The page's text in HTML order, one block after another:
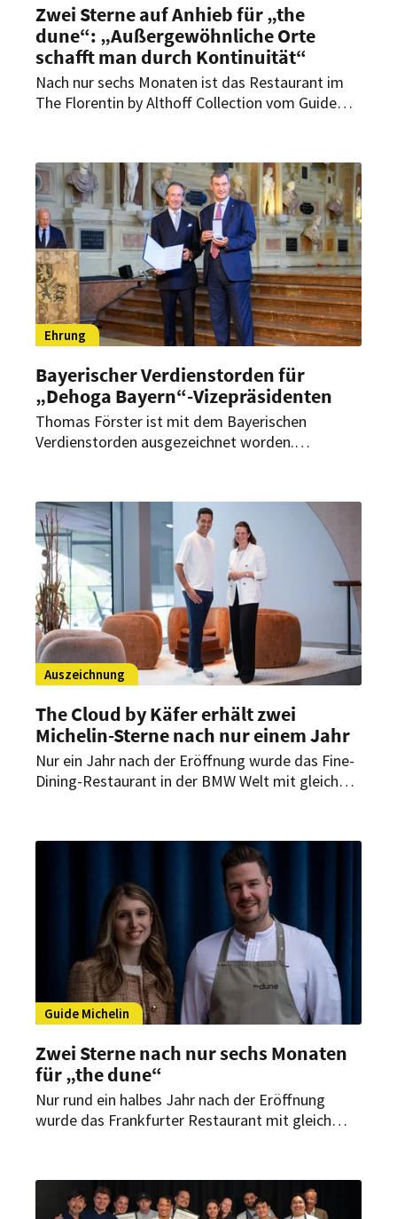
Zwei Sterne auf Anhieb für „the
dune“: „Außergewöhnliche Orte
schafft man durch Kontinuität“
Nach nur sechs Monaten ist das Restaurant im
The Florentin by Althoff Collection vom Guide
spricht Küchenchef Niclas Nußbaumer über den
schnellen Erfolg, steigende Erwartungen und die
Bedeutung Frankfurts als Genussdestination.
Ehrung
Bayerischer Verdienstorden für
„Dehoga Bayern“-Vizepräsidenten
Thomas Förster ist mit dem Bayerischen
Verdienstorden ausgezeichnet worden.
„Dehoga Bayern“-Vizepräsidenten für das
Gastgewerbe, die bayerische Wirtschaft und die
regionale Wirtschaftsentwicklung.
Auszeichnung
The Cloud by Käfer erhält zwei
Michelin-Sterne nach nur einem Jahr
Nur ein Jahr nach der Eröffnung wurde das Fine-
Dining-Restaurant in der BMW Welt mit gleich
Küchenchef Jens Madsen und seinem Team, das
internationale Einflüsse mit präzisem Handwerk
Guide Michelin
Zwei Sterne nach nur sechs Monaten
für „the dune“
Nur rund ein halbes Jahr nach der Eröffnung
wurde das Frankfurter Restaurant mit gleich
Lea Rupp knüpfen damit an frühere Erfolge an.